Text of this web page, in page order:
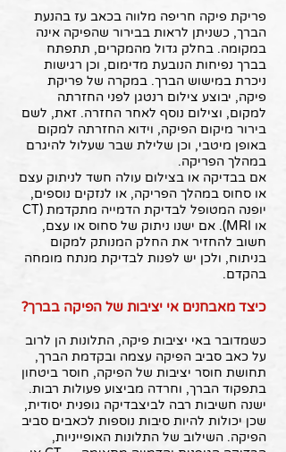
פריקת פיקה חריפה מלווה בכאב עז בהנעת
הברך, כשניתן לראות בבירור שהפיקה אינה
במקומה. בחלק גדול מהמקרים, תתפתח
בברך נפיחות הנובעת מדימום, וכן רגישות
ניכרת במישוש הברך. במקרה של פריקת
פיקה, יבוצע צילום רנטגן לפני החזרתה
למקום, וצילום נוסף לאחר החזרה. זאת, לשם
בירור מיקום הפיקה, וידוא החזרתה למקום
באופן מיטבי, וכן שלילת שבר שעלול להיגרם
במהלך הפריקה.
אם בבדיקה או בצילום עולה חשד לניתוק עצם
או סחוס במהלך הפריקה, או לנזקים נוספים,
יופנה המטופל לבדיקת הדמייה מתקדמת (CT
או MRI). אם ישנו ניתוק של סחוס או עצם,
חשוב להחזיר את החלק המנותק למקום
בניתוח, ולכן יש לפנות לבדיקת מנתח מומחה
בהקדם.
כיצד מאבחנים אי יציבות של הפיקה בברך?
כשמדובר באי יציבות פיקה, התלונות הן לרוב
על כאב סביב הפיקה עצמה ובקדמת הברך,
תחושת חוסר יציבות של הפיקה, חוסר ביטחון
בתפקוד הברך, וחרדה מביצוע פעולות רבות.
ישנה חשיבות רבה לביצבדיקה גופנית יסודית,
שכן יכולות להיות סיבות נוספות לכאבים סביב
הפיקה. השילוב של התלונות האופייניות,